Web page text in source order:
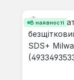
В наявності